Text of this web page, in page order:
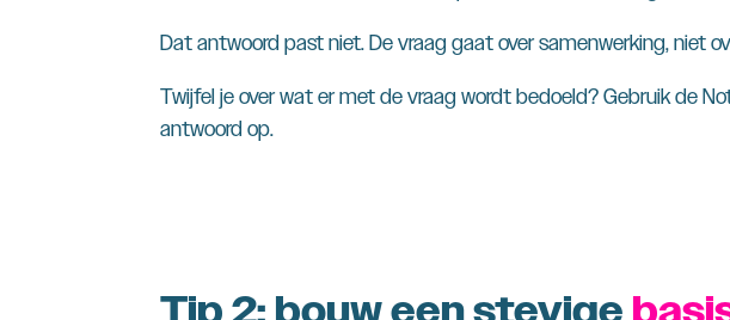
Dat antwoord past niet. De vraag gaat over samenwerking, niet
Twijfel je over wat er met de vraag wordt bedoeld? Gebruik de
antwoord op.